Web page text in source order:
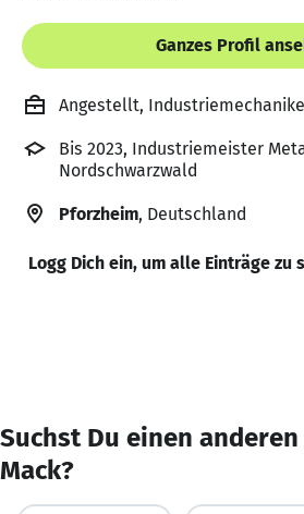
Ganzes Profil
Angestellt,
Bis 2023, Industriemeister
Nordschwarzwald
Pforzheim, Deutschland
Logg Dich ein, um alle Einträge zu
Suchst Du einen
Mack?